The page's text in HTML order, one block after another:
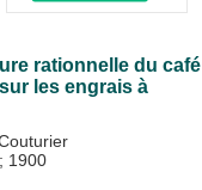
rationnelle du café
les engrais à
; 1900